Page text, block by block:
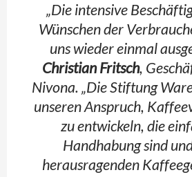
„Die intensive
Wünschen der
uns wieder einmal
Christian Fritsch,
Nivona. „Die Stiftung
unseren Anspruch,
zu entwickeln, die
Handhabung sind
herausragenden